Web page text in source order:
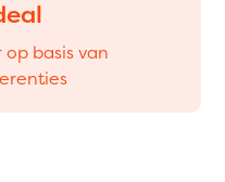
op basis van